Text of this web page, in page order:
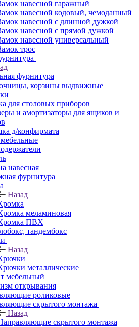
навесной гаражный
навесной кодовый, чемоданный
навесной с длинной дужкой
навесной с прямой дужкой
навесной универсальный
трос
фурнитура
корзины выдвижные
для столовых приборов
и амортизаторы для ящиков и
д/конфирмата
навесная
фурнитура
Назад
меламиновая
ПВХ
тандембокс
Назад
металлические
мебельный
открывания
роликовые
скрытого монтажа
Назад
скрытого монтажа